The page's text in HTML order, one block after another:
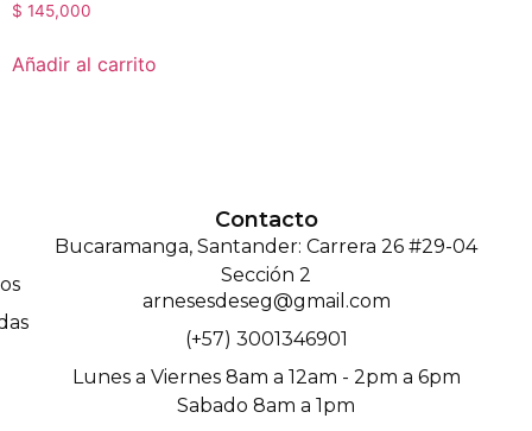
$ 145,000
Añadir al carrito
Contacto
Bucaramanga, Santander: Carrera 26 #29-04
Sección 2
arnesesdeseg@gmail.com
(+57) 3001346901
Lunes a Viernes 8am a 12am - 2pm a 6pm
Sabado 8am a 1pm